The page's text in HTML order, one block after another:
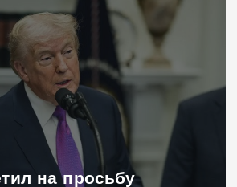
на просьбу